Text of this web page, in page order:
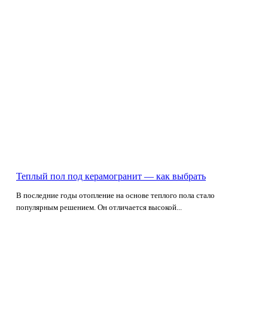
Теплый пол под керамогранит — как выбрать
В последние годы отопление на основе теплого пола стало
популярным решением. Он отличается высокой...